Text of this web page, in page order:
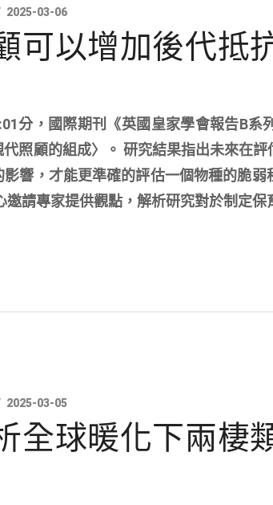
2025-03-06
可以增加後代抵
分，國際期刊《英國皇家學會報告B
照顧的組成〉。 研究結果指出未來在
影響，才能更準確的評估一個物種的脆
邀請專家提供觀點，解析研究對於制定保
2025-03-05
全球暖化下兩棲